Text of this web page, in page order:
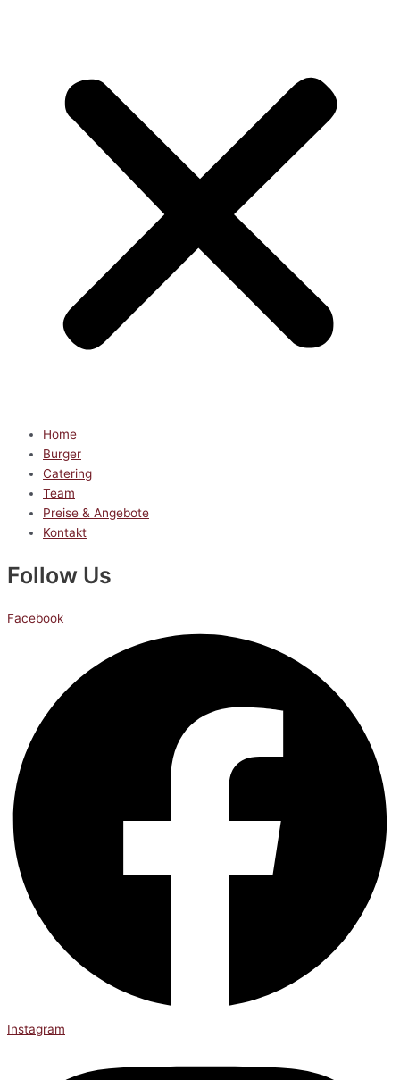
Home
Burger
Catering
Team
Preise & Angebote
Kontakt
Follow Us
Facebook
Instagram